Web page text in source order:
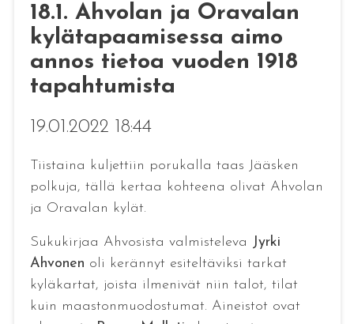
18.1. Ahvolan ja Oravalan
kylätapaamisessa aimo
annos tietoa vuoden 1918
tapahtumista
19.01.2022 18:44
Tiistaina kuljettiin porukalla taas Jääsken
polkuja, tällä kertaa kohteena olivat Ahvolan
ja Oravalan kylät.
Sukukirjaa Ahvosista valmisteleva Jyrki
Ahvonen oli kerännyt esiteltäviksi tarkat
kyläkartat, joista ilmenivät niin talot, tilat
kuin maastonmuodostumat. Aineistot ovat